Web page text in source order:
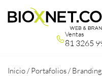
Ventas
81 3265
Inicio /Portafolios /Branding